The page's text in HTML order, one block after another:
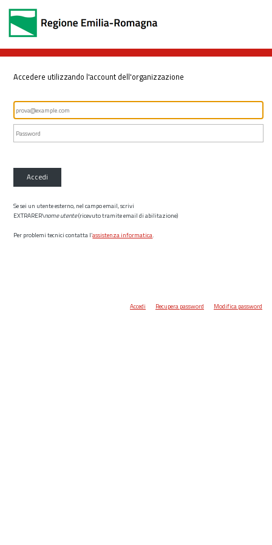
Accedere utilizzando l'account dell'organizzazione
Accedi
Se sei un utente esterno, nel campo email, scrivi
EXTRARER\nome utente(ricevuto tramite email di abilitazione)
Per problemi tecnici contatta l’assistenza informatica.
Accedi Recupera password Modifica password